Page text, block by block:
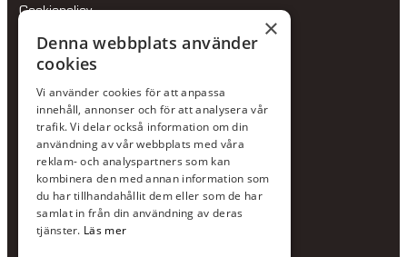
Cookiepolicy
Jour:073-36 88 87 0
Växel:020-120 29 00
E-post:info@scandcon.se
BESÖKSADRESS
Backagårdsgatan 9
511 57 Kinna
×
Denna webbplats använder
cookies
Vi använder cookies för att anpassa
innehåll, annonser och för att analysera vår
trafik. Vi delar också information om din
användning av vår webbplats med våra
reklam- och analyspartners som kan
kombinera den med annan information som
du har tillhandahållit dem eller som de har
samlat in från din användning av deras
tjänster. Läs mer